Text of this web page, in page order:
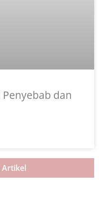
Penyebab dan
Artikel